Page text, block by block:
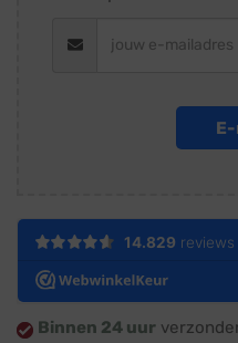
Binnen 24 uur